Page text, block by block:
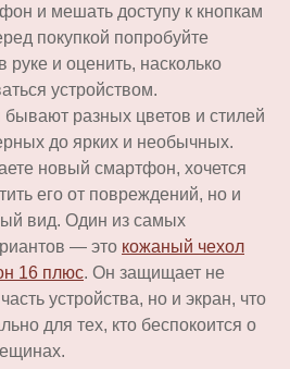
и мешать доступу к кнопкам
покупкой попробуйте
руке и оценить, насколько
устройством.
разных цветов и стилей
до ярких и необычных.
новый смартфон, хочется
его от повреждений, но и
вид. Один из самых
— это кожаный чехол
16 плюс. Он защищает не
устройства, но и экран, что
для тех, кто беспокоится о